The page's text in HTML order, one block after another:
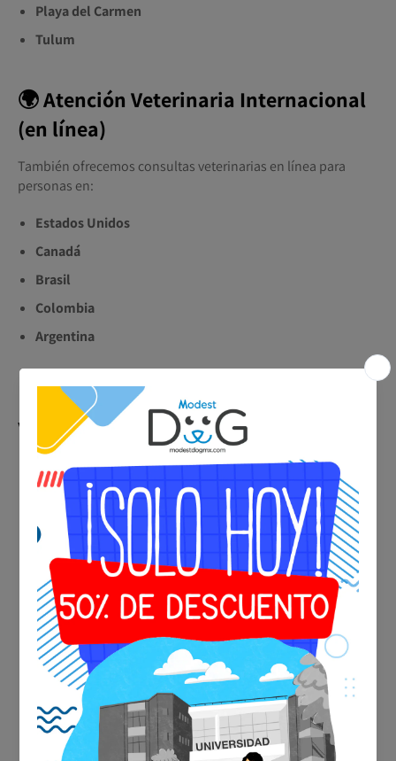
Playa del Carmen
Tulum
🌍 Atención Veterinaria Internacional
(en línea)
También ofrecemos consultas veterinarias en línea para
personas en:
Estados Unidos
Canadá
Brasil
Colombia
Argentina
💬 ¿Por qué elegir Modest Dog como tu
veterinario de confianza?
🐶 Especialistas en gatos
📱 Consultas en línea desde cualquier lugar del mundo
👨⚕️ Profesionales certificados y con amplia experiencia
🌱 Enfoque integral: salud física + bienestar emocional
🕐 Atención inmediata y seguimiento personalizado
✅ ¿Qué incluye el servicio?
Nuestros veterinarios están capacitados y equipados para
realizar los siguientes servicios en la comodidad de tu
hogar:
Consulta general